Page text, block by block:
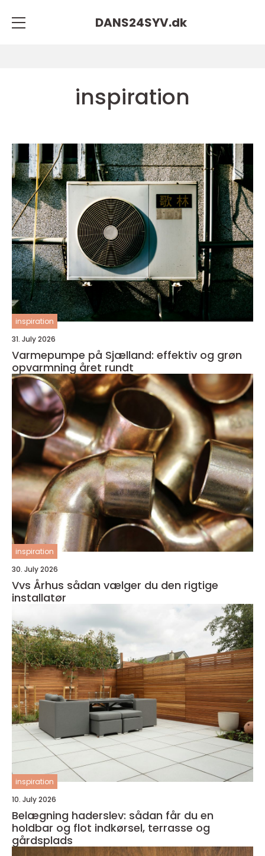
DANS24SYV.dk
inspiration
inspiration
31. July 2026
Varmepumpe på Sjælland: effektiv og grøn
opvarmning året rundt
inspiration
30. July 2026
Vvs Århus sådan vælger du den rigtige
installatør
inspiration
10. July 2026
Belægning haderslev: sådan får du en
holdbar og flot indkørsel, terrasse og
gårdsplads